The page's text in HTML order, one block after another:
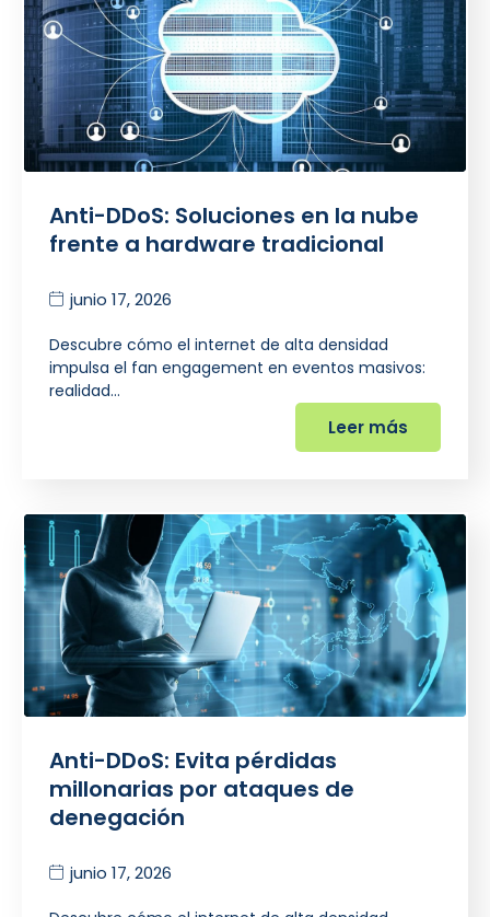
Anti-DDoS: Soluciones en la nube
frente a hardware tradicional
junio 17, 2026
Descubre cómo el internet de alta densidad
impulsa el fan engagement en eventos masivos:
realidad…
Leer más
Anti-DDoS: Evita pérdidas
millonarias por ataques de
denegación
junio 17, 2026